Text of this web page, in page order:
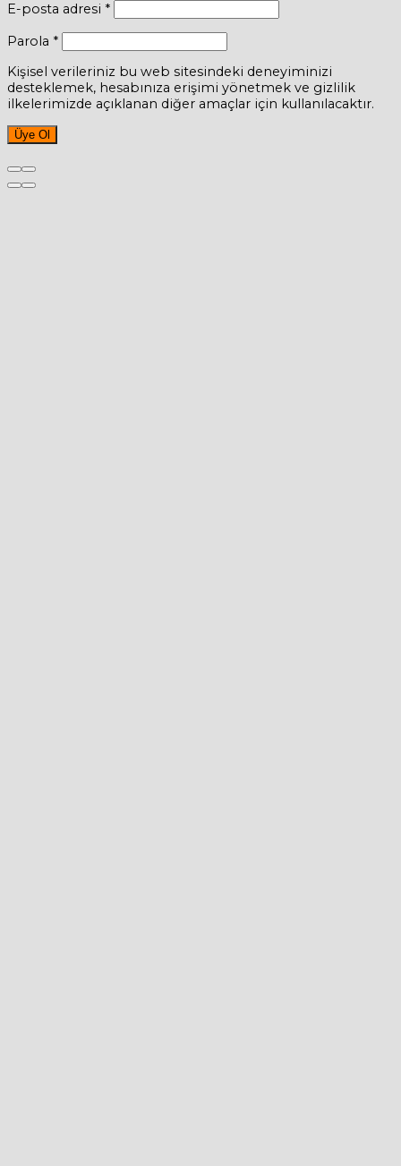
E-posta adresi *
Parola *
Kişisel verileriniz bu web sitesindeki deneyiminizi
desteklemek, hesabınıza erişimi yönetmek ve gizlilik
ilkelerimizde açıklanan diğer amaçlar için kullanılacaktır.
Üye Ol